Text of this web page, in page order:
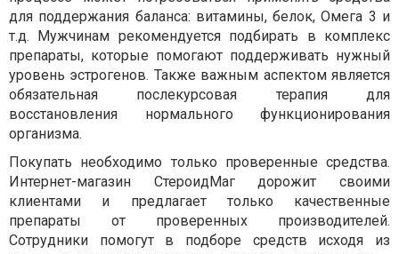
для поддержания баланса: витамины, белок, Омега 3 и
т.д. Мужчинам рекомендуется подбирать в комплекс
препараты, которые помогают поддерживать нужный
уровень эстрогенов. Также важным аспектом является
обязательная послекурсовая терапия для
восстановления нормального функционирования
организма.
Покупать необходимо только проверенные средства.
Интернет-магазин СтероидМаг дорожит своими
клиентами и предлагает только качественные
препараты от проверенных производителей.
Сотрудники помогут в подборе средств исходя из